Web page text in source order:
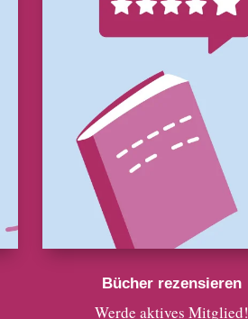
Bücher rezensieren
Werde aktives Mitglied!